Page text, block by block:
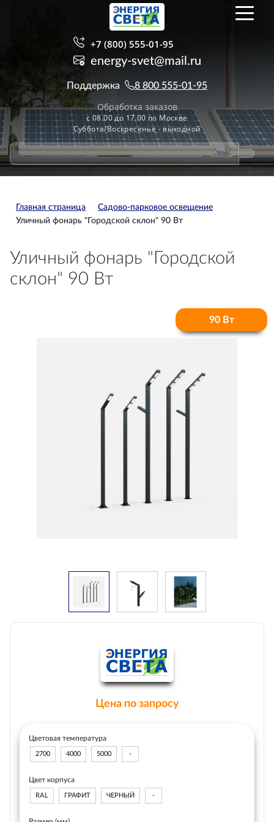
+7 (800) 555-01-95
energy-svet@mail.ru
Поддержка 8 800 555-01-95
Обработка заказов
с 08.00 до 17.00 по Москве
Суббота/Воскресенье - выходной
Главная страница
Садово-парковое освещение
Уличный фонарь "Городской склон" 90 Вт
Уличный фонарь "Городской
склон" 90 Вт
90 Вт
Цена по запросу
Цветовая температура
2700 4000 5000 -
Цвет корпуса
RAL ГРАФИТ ЧЕРНЫЙ -